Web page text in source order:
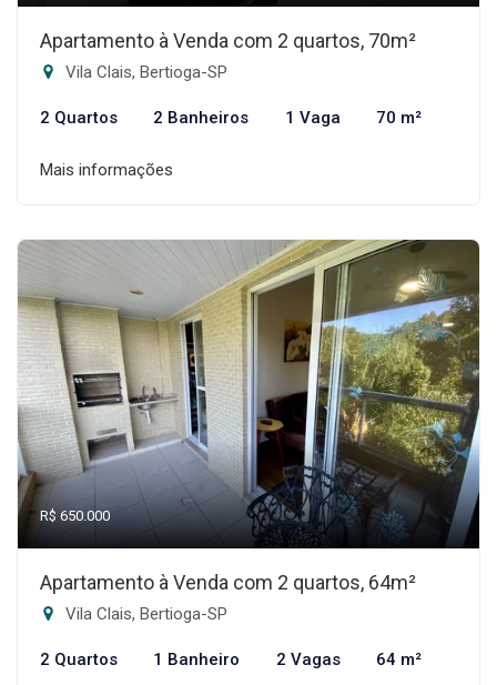
Apartamento à Venda com 2 quartos, 70m²
Vila Clais, Bertioga-SP
2 Quartos 2 Banheiros 1 Vaga 70 m²
Mais informações
R$ 650.000
Apartamento à Venda com 2 quartos, 64m²
Vila Clais, Bertioga-SP
2 Quartos 1 Banheiro 2 Vagas 64 m²